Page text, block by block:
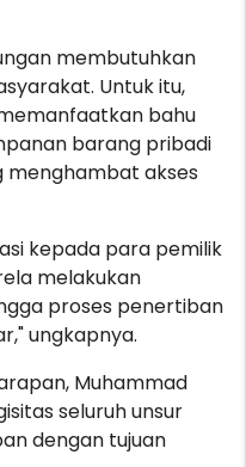
membutuhkan
Untuk itu,
bahu
barang pribadi
menghambat akses
kepada para pemilik
melakukan
proses penertiban
ungkapnya.
Muhammad
seluruh unsur
dengan tujuan